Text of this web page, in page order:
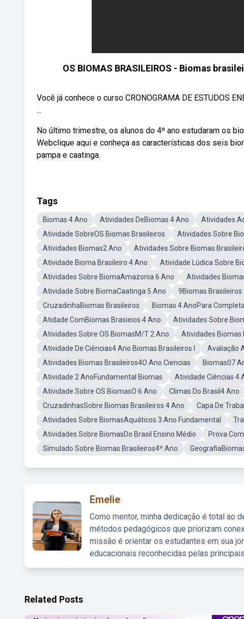
OS BIOMAS BRASILEIROS - Biomas
Você já conhece o curso CRONOGRAMA DE ESTUDOS
...
No último trimestre, os alunos do 4º ano estudaram os
Webclique aqui e conheça as características dos seis
pampa e caatinga.
Tags
Biomas 4 Ano Atividades DeBiomas 4 Ano Atividades
Atividade SobreOS Biomas Brasileiros
Atividades Sobre
Atividades Biomas2 Ano
Atividades Sobre Biomas
Atividade Bioma Brasileiro 4 Ano
Atividade Lúdica Sobre
Atividades Sobre BiomaAmazonia 6 Ano
Atividades
Atividade Sobre BiomaCaatinga 5 Ano
9Biomas Brasileiros
CruzadinhaBiomas Brasileiros
Biomas 4 AnoPara
Atidade ComBiomas Brasieios 4 Ano
Atividades Sobre
Atividades Sobre OS BiomasM/T 2 Ano
Atividades Biomas
Atividade De Ciências4 Ano Biomas Brasileiros I
Avaliação
Atividades Biomas Brasileiros4O Ano Ciencias
Biomas07
Atividade 2 AnoFundamental Biomas
Atividade Ciências 4
Atividade Sobre OS BiomasO 6 Ano
Climas Do Brasil4 Ano
CruzadinhasSobre Biomas Brasileiros 4 Ano
Capa De
Atividades Sobre BiomasAquáticos 3 Ano Fundamental
Atividades Sobre BiomasDo Brasil Ensino Médio
Prova
Simulado Sobre Biomas Brasileiros4º Ano
Emelie
Como mentor, minha dedicação é total ao
métodos pedagógicos que priorizam
missão é orientar os estudantes em sua
educacionais reconhecidas pelas
Related Posts